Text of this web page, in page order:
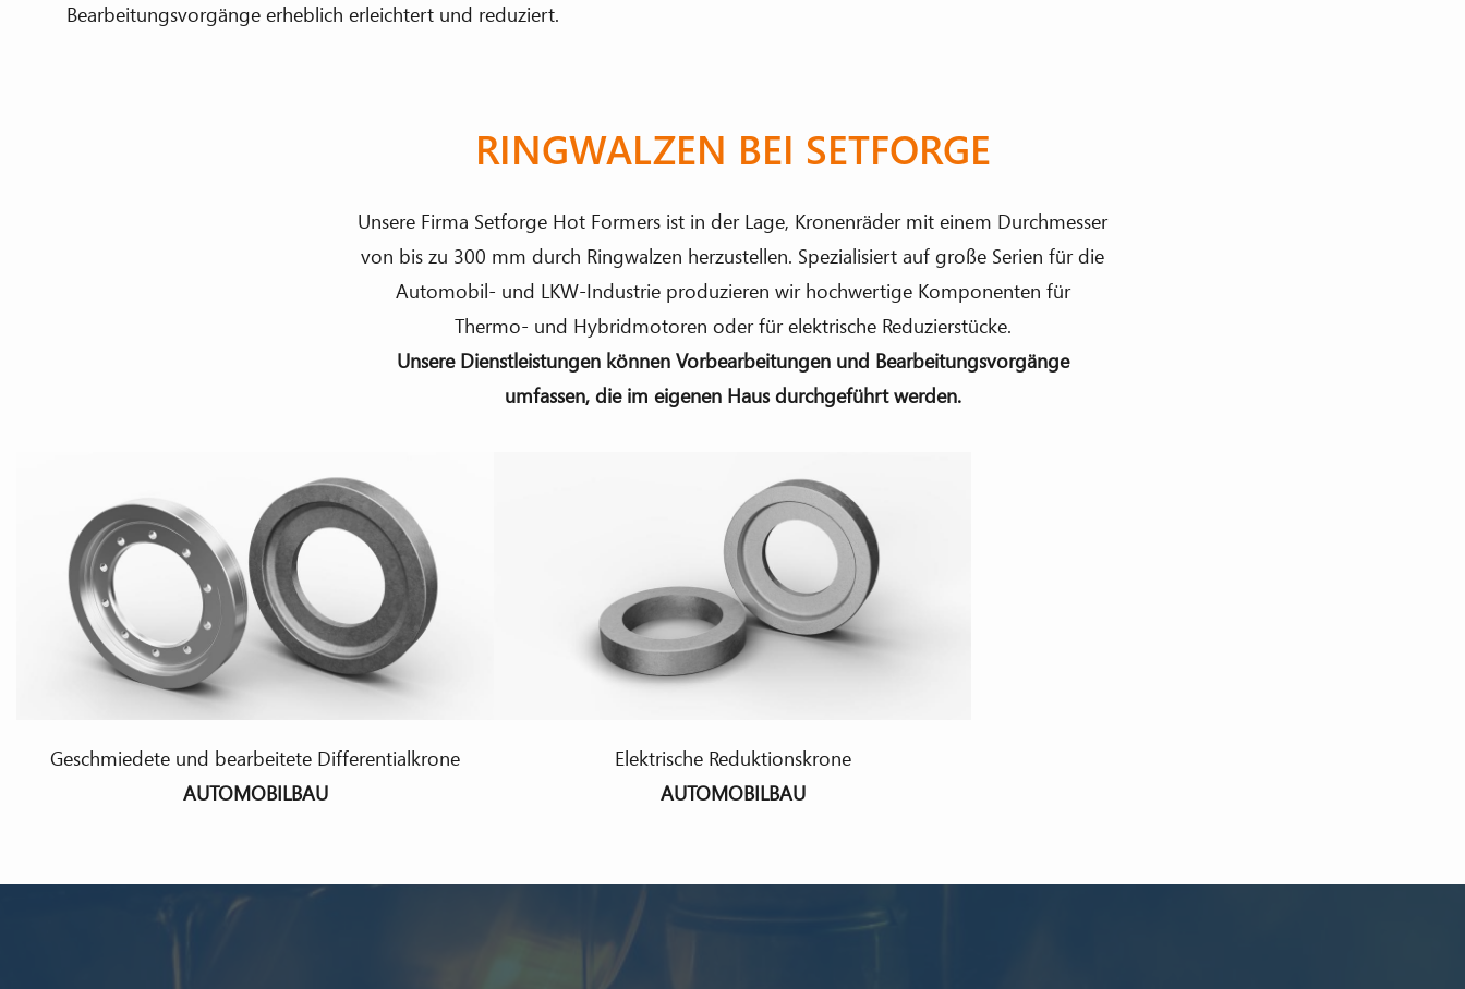
Bearbeitungsvorgänge erheblich erleichtert und reduziert.
RINGWALZEN BEI SETFORGE
Unsere Firma Setforge Hot Formers ist in der Lage, Kronenräder mit einem Durchmesser
von bis zu 300 mm durch Ringwalzen herzustellen. Spezialisiert auf große Serien für die
Automobil- und LKW-Industrie produzieren wir hochwertige Komponenten für
Thermo- und Hybridmotoren oder für elektrische Reduzierstücke.
Unsere Dienstleistungen können Vorbearbeitungen und Bearbeitungsvorgänge
umfassen, die im eigenen Haus durchgeführt werden.
Geschmiedete und bearbeitete Differentialkrone
AUTOMOBILBAU
Elektrische Reduktionskrone
AUTOMOBILBAU